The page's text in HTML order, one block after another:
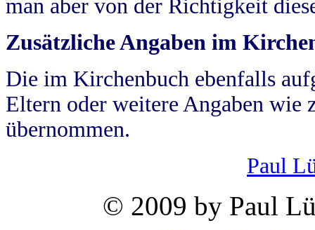
man aber von der Richtigkeit
Zusätzliche Angaben im
Die im Kirchenbuch ebenfalls
Eltern oder weitere Angaben wie
übernommen.
Paul
© 2009 by Paul